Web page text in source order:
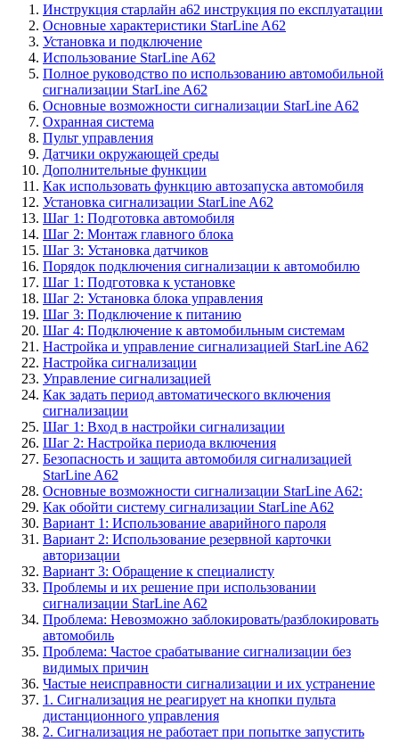
Инструкция старлайн а62 инструкция по експлуатации
Основные характеристики StarLine A62
Установка и подключение
Использование StarLine A62
Полное руководство по использованию автомобильной
сигнализации StarLine A62
Основные возможности сигнализации StarLine A62
Охранная система
Пульт управления
Датчики окружающей среды
Дополнительные функции
Как использовать функцию автозапуска автомобиля
Установка сигнализации StarLine A62
Шаг 1: Подготовка автомобиля
Шаг 2: Монтаж главного блока
Шаг 3: Установка датчиков
Порядок подключения сигнализации к автомобилю
Шаг 1: Подготовка к установке
Шаг 2: Установка блока управления
Шаг 3: Подключение к питанию
Шаг 4: Подключение к автомобильным системам
Настройка и управление сигнализацией StarLine A62
Настройка сигнализации
Управление сигнализацией
Как задать период автоматического включения
сигнализации
Шаг 1: Вход в настройки сигнализации
Шаг 2: Настройка периода включения
Безопасность и защита автомобиля сигнализацией
StarLine A62
Основные возможности сигнализации StarLine A62:
Как обойти систему сигнализации StarLine A62
Вариант 1: Использование аварийного пароля
Вариант 2: Использование резервной карточки
авторизации
Вариант 3: Обращение к специалисту
Проблемы и их решение при использовании
сигнализации StarLine A62
Проблема: Невозможно заблокировать/разблокировать
автомобиль
Проблема: Частое срабатывание сигнализации без
видимых причин
Частые неисправности сигнализации и их устранение
1. Сигнализация не реагирует на кнопки пульта
дистанционного управления
2. Сигнализация не работает при попытке запустить